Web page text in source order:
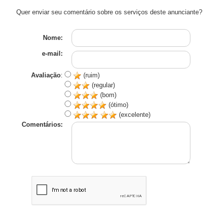
Quer enviar seu comentário sobre os serviços deste anunciante?
Nome:
e-mail:
Avaliação:
(ruim)
(regular)
(bom)
(ótimo)
(excelente)
Comentários: